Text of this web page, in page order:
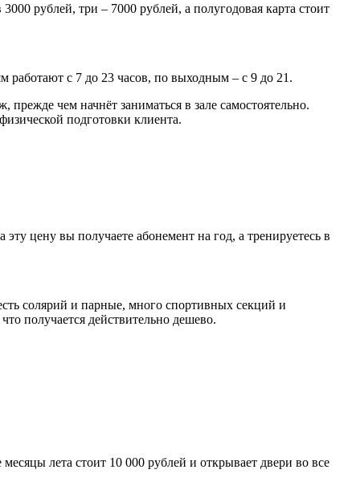
рублей, три – 7000 рублей, а полугодовая карта стоит
работают с 7 до 23 часов, по выходным – с 9 до 21.
чем начнёт заниматься в зале самостоятельно.
подготовки клиента.
цену вы получаете абонемент на год, а тренируетесь в
солярий и парные, много спортивных секций и
получается действительно дешево.
лета стоит 10 000 рублей и открывает двери во все